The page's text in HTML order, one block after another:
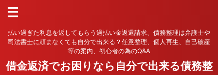
払い過ぎた利息を返してもらう過払い金返還請求、債務整理は弁護士や
司法書士に頼まなくても自分で出来る？任意整理、個人再生、自己破産
等の案内、初心者の為のQ&A
借金返済でお困りなら自分で出来る債務整